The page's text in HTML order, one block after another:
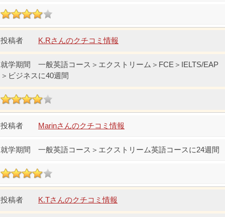
K.Rさんのクチコミ情報
一般英語コース＞エクストリーム＞FCE＞IELTS/EAP
＞ビジネスに40週間
Marinさんのクチコミ情報
一般英語コース＞エクストリーム英語コースに24週間
K.Tさんのクチコミ情報